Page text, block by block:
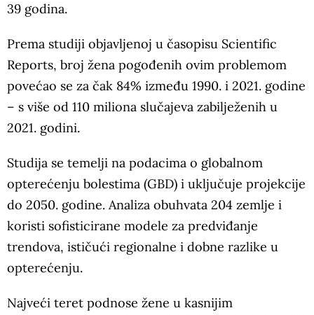
39 godina.
Prema studiji objavljenoj u časopisu Scientific
Reports, broj žena pogođenih ovim problemom
povećao se za čak 84% između 1990. i 2021. godine
– s više od 110 miliona slučajeva zabilježenih u
2021. godini.
Studija se temelji na podacima o globalnom
opterećenju bolestima (GBD) i uključuje projekcije
do 2050. godine. Analiza obuhvata 204 zemlje i
koristi sofisticirane modele za predviđanje
trendova, ističući regionalne i dobne razlike u
opterećenju.
Najveći teret podnose žene u kasnijim